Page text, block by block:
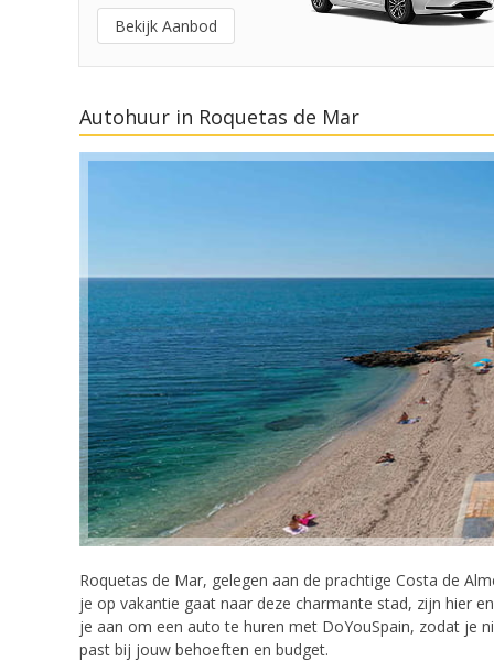
Bekijk Aanbod
Autohuur in Roquetas de Mar
Roquetas de Mar, gelegen aan de prachtige Costa de
je op vakantie gaat naar deze charmante stad, zijn hier
je aan om een auto te huren met DoYouSpain, zodat je
past bij jouw behoeften en budget.